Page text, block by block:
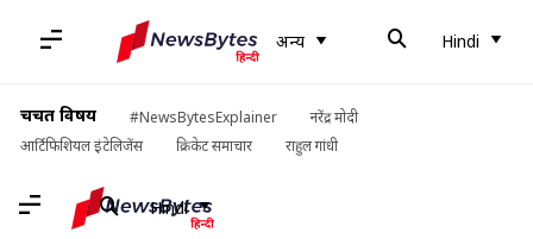
अन्य Hindi
चर्चित विषय #NewsBytesExplainer
नरेंद्र मोदी
आर्टिफिशियल इंटेलिजेंस
क्रिकेट समाचार राहुल गांधी
Hindi